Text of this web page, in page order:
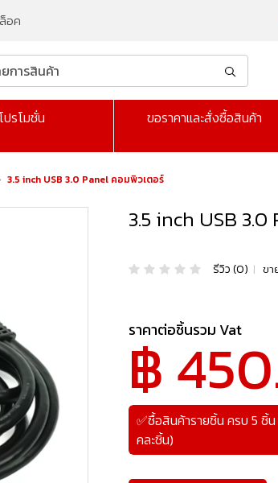
อค
โปรโมชั่น ขอราคาและสั่งซื้อสินค้า
3.5 inch USB 3.0 Panel คอมพิวเตอร์
3.5 inch USB
รีวิว (0) | ขา
ราคาต่อชิ้นรวม Vat
฿
✅ซื้อสินค้ารายชิ้น ครบ 5 ชิ้
คละชิ้น)